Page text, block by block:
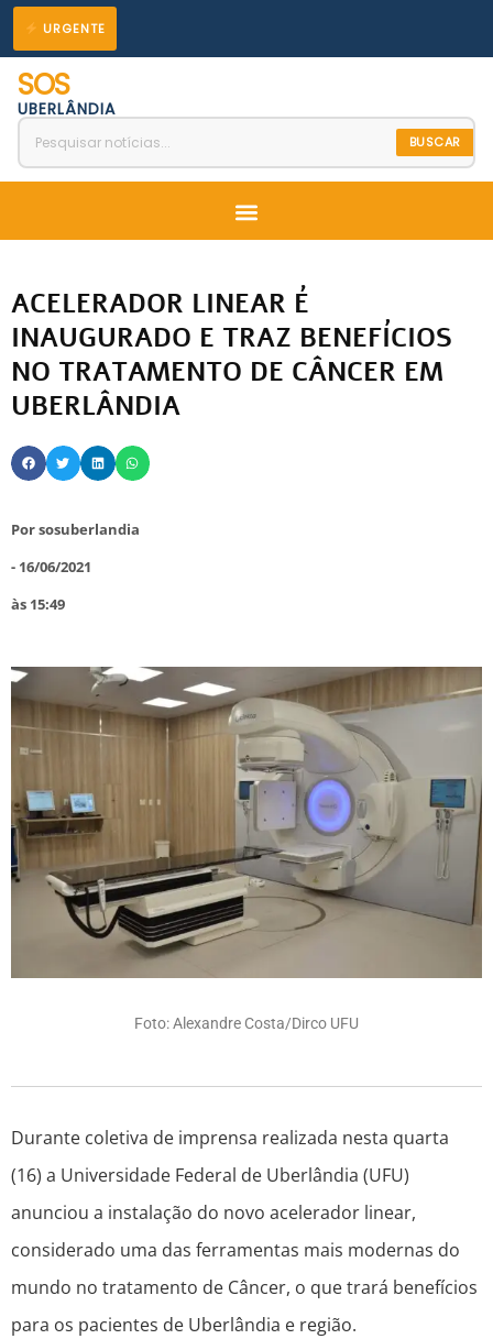
para
conteúdo
URGENTE
SOS
UBERLÂNDIA
BUSCAR
Menu
ACELERADOR LINEAR É
INAUGURADO E TRAZ BENEFÍCIOS
NO TRATAMENTO DE CÂNCER EM
UBERLÂNDIA
Porsosuberlandia
- 16/06/2021
às 15:49
Foto: Alexandre Costa/Dirco UFU
Durante coletiva de imprensa realizada nesta quarta
(16) a Universidade Federal de Uberlândia (UFU)
anunciou a instalação do novo acelerador linear,
considerado uma das ferramentas mais modernas do
mundo no tratamento de Câncer, o que trará benefícios
para os pacientes de Uberlândia e região.